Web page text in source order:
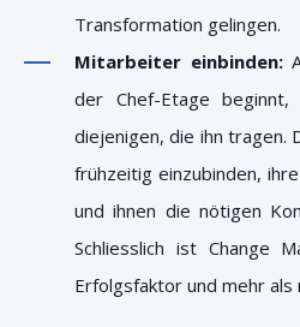
Transformation gelingen.
Mitarbeiter einbinden:
der Chef-Etage
diejenigen, die ihn tragen.
frühzeitig einzubinden,
und ihnen die nötigen
Schliesslich ist Change
Erfolgsfaktor und mehr als